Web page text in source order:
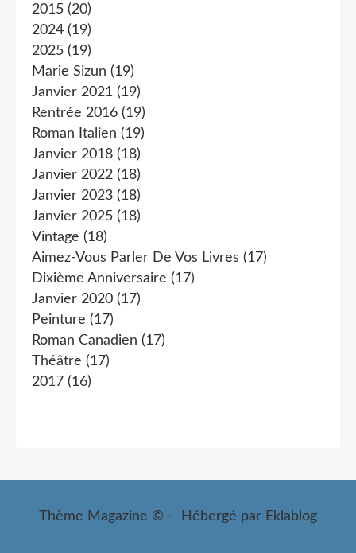
2015 (20)
2024 (19)
2025 (19)
Marie Sizun (19)
Janvier 2021 (19)
Rentrée 2016 (19)
Roman Italien (19)
Janvier 2018 (18)
Janvier 2022 (18)
Janvier 2023 (18)
Janvier 2025 (18)
Vintage (18)
Aimez-Vous Parler De Vos Livres (17)
Dixième Anniversaire (17)
Janvier 2020 (17)
Peinture (17)
Roman Canadien (17)
Théâtre (17)
2017 (16)
Thème Magazine © - Hébergé par Eklablog